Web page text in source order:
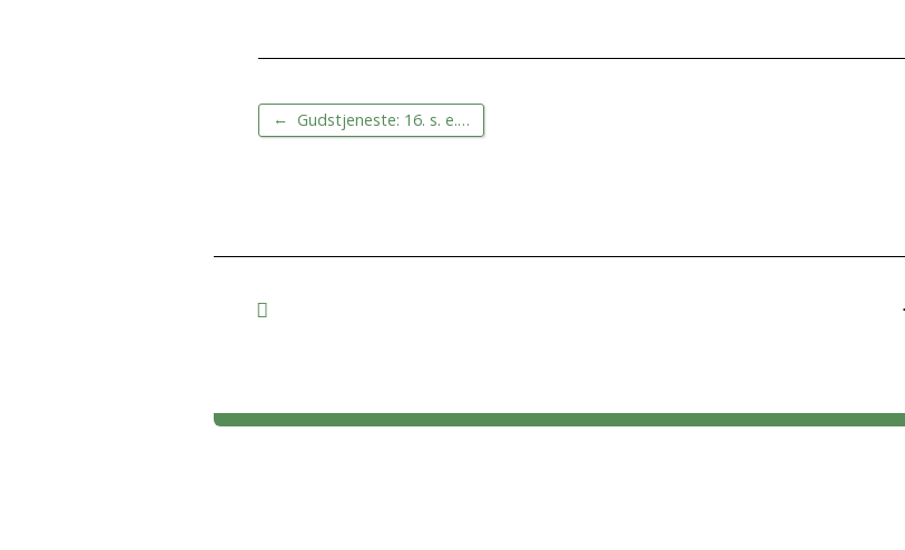
← Gudstjeneste: 16. s. e.…